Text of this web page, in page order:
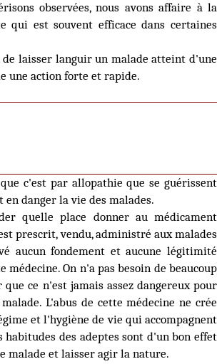
observées, nous avons affaire à la
qui est souvent efficace dans certaines
laisser languir un malade atteint d'une
une action forte et rapide.
c'est par allopathie que se guérissent
danger la vie des malades.
quelle place donner au médicament
prescrit, vendu, administré aux malades
aucun fondement et aucune légitimité
médecine. On n'a pas besoin de beaucoup
ce n'est jamais assez dangereux pour
L'abus de cette médecine ne crée
et l'hygiène de vie qui accompagnent
des adeptes sont d'un bon effet
malade et laisser agir la nature.